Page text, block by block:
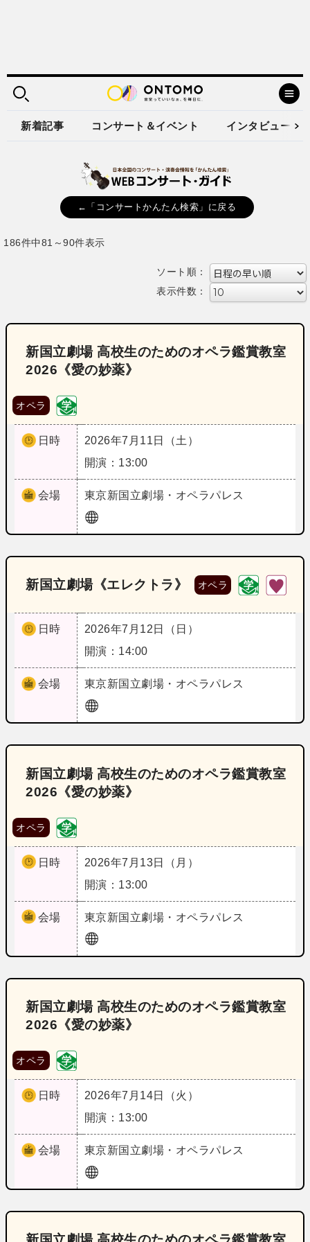
新着記事 コンサート＆イベント インタビュー
←「コンサートかんたん検索」に戻る
186件中81～90件表示
ソート順：
表示件数：
新国立劇場 高校生のためのオペラ鑑賞教室
2026《愛の妙薬》
オペラ
日時
2026年7月11日（土）
開演：13:00
会場 東京新国立劇場・オペラパレス
新国立劇場《エレクトラ》 オペラ
日時
2026年7月12日（日）
開演：14:00
会場 東京新国立劇場・オペラパレス
新国立劇場 高校生のためのオペラ鑑賞教室
2026《愛の妙薬》
オペラ
日時
2026年7月13日（月）
開演：13:00
会場 東京新国立劇場・オペラパレス
新国立劇場 高校生のためのオペラ鑑賞教室
2026《愛の妙薬》
オペラ
日時
2026年7月14日（火）
開演：13:00
会場 東京新国立劇場・オペラパレス